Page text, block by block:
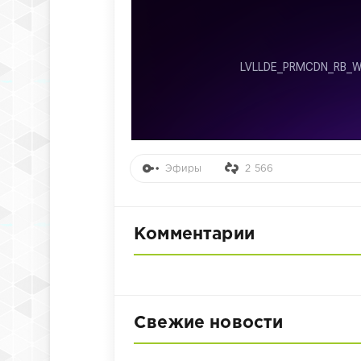
Эфиры 2 566
Комментарии
Свежие новости